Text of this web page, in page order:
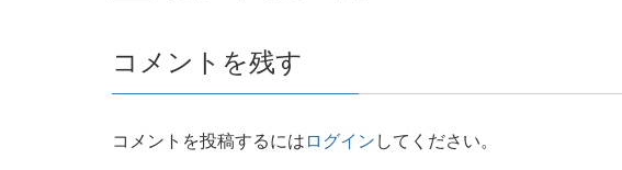
コメントを残す
コメントを投稿するには ログイン してください。